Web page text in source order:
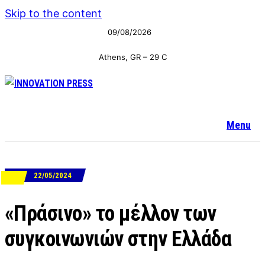
Skip to the content
09/08/2026
Athens, GR – 29 C
Menu
22/05/2024
«Πράσινο» το μέλλον των
συγκοινωνιών στην Ελλάδα